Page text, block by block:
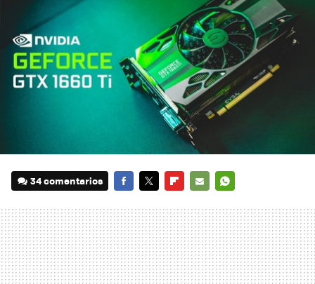
34 comentarios
MAIL